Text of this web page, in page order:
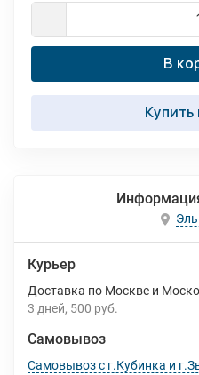
В
Купить
Курьер
Доставка по Москве и
3 дней 500 руб.
Самовывоз
Самовывоз с г.Кубинка и